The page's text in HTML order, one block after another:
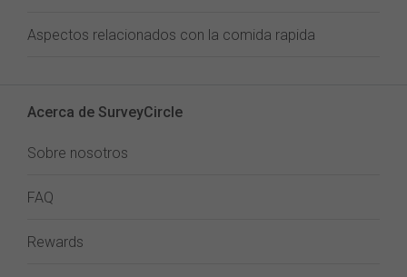
Aspectos relacionados con la comida rapida
Acerca de SurveyCircle
Sobre nosotros
FAQ
Rewards